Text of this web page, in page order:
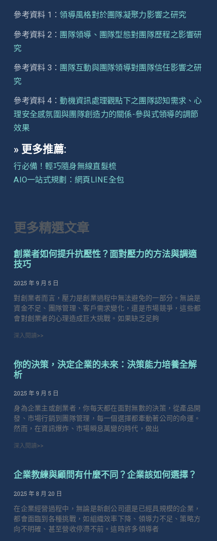
參考資料 1：領導風格對於團隊凝聚力影響之研究
參考資料 2： 團隊領導、團隊型態對團隊歷程之影響研
究
參考資料 3： 團隊互動與團隊領導對團隊信任影響之研
究
參考資料 4：動機資訊處理觀點下之團隊認知需求、心
理安全感氛圍與團隊創造力的關係-參與式領導的調節
效果
» 更多推薦:
行必備！輕巧隨身無線直髮梳
AIO一站式規劃：網頁LINE全包
更多精選文章
創業者如何提升抗壓性？面對壓力的方法與調適
技巧
2025 年 9 月 5 日
對創業者而言，壓力是創業過程中無法避免的一部分。無論是
資金不足、團隊管理、客戶需求變化，還是市場競爭，這些都
會對創業者的心理造成巨大挑戰。如果缺乏足夠
深入閱讀>>
你的決策，決定企業的未來：決策能力培養全解
析
2025 年 9 月 5 日
身為企業主或創業者，你每天都在面對無數的決策，從產品開
發、市場行銷到團隊管理，每一個選擇都牽動著公司的命運。
然而，在資訊爆炸、市場瞬息萬變的時代，做出
深入閱讀>>
企業教練與顧問有什麼不同？企業該如何選擇？
2025 年 8 月 20 日
在企業經營過程中，無論是新創公司還是已經具規模的企業，
都會面臨到各種挑戰，如組織效率下降、領導力不足、策略方
向不明確、甚至營收停滯不前。這時許多領導者